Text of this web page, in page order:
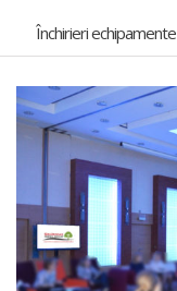
Închirieri echipamente